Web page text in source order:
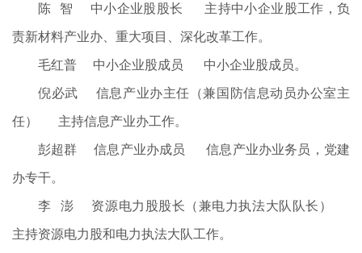
陈 智 中小企业股股长 主持中小企业股工作，负
责新材料产业办、重大项目、深化改革工作。
毛红普 中小企业股成员 中小企业股成员。
倪必武 信息产业办主任（兼国防信息动员办公室主
任） 主持信息产业办工作。
彭超群 信息产业办成员 信息产业办业务员，党建
办专干。
李 澎 资源电力股股长（兼电力执法大队队长）
主持资源电力股和电力执法大队工作。